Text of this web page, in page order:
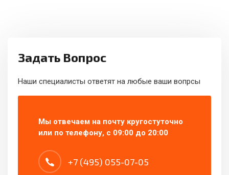
Задать Вопрос
Наши специалисты ответят на любые ваши вопрсы
Мы отвечаем на почту кругостуточно
или по телефону, с 09:00 до 20:00
+7 (495) 055-07-05